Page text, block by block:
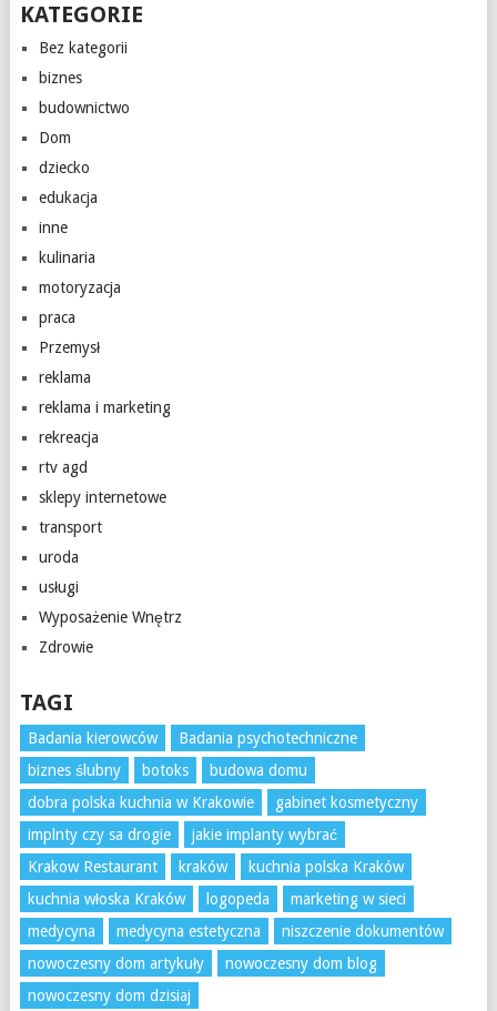
KATEGORIE
Bez kategorii
biznes
budownictwo
Dom
dziecko
edukacja
inne
kulinaria
motoryzacja
praca
Przemysł
reklama
reklama i marketing
rekreacja
rtv agd
sklepy internetowe
transport
uroda
usługi
Wyposażenie Wnętrz
Zdrowie
TAGI
Badania kierowców
Badania psychotechniczne
biznes ślubny
botoks
budowa domu
dobra polska kuchnia w Krakowie
gabinet kosmetyczny
implnty czy sa drogie
jakie implanty wybrać
Krakow Restaurant
kraków
kuchnia polska Kraków
kuchnia włoska Kraków
logopeda
marketing w sieci
medycyna
medycyna estetyczna
niszczenie dokumentów
nowoczesny dom artykuły
nowoczesny dom blog
nowoczesny dom dzisiaj